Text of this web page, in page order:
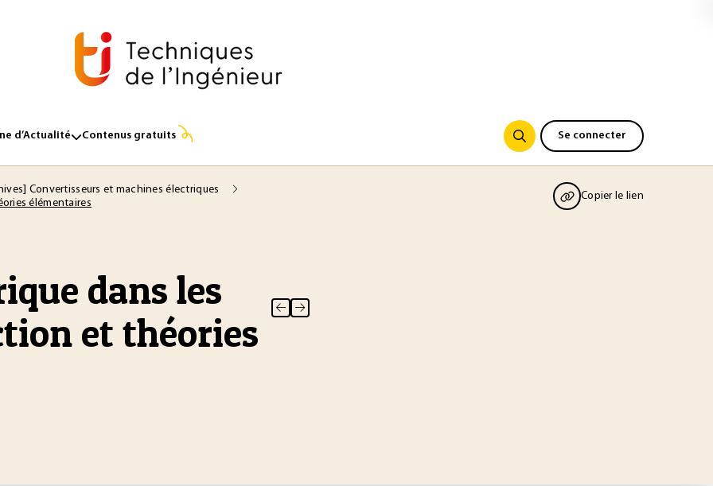
d’Actualité Contenus gratuits Se connecter
Convertisseurs et machines électriques
élémentaires
Copier le lien
dans les
et théories